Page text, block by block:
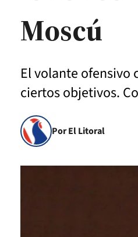
Moscú
El volante ofensivo
ciertos objetivos.
Por El Litoral